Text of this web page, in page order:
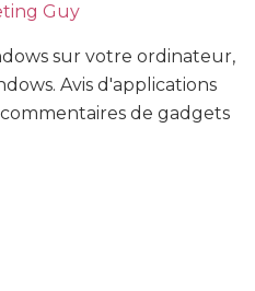
Guy
sur votre ordinateur,
Avis d'applications
de gadgets